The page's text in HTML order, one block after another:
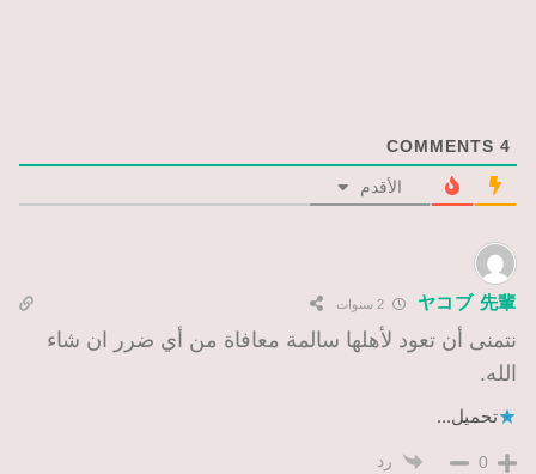
4
الأقدم
ヤコブ 先輩 2 سنوات
نتمنى أن تعود لأهلها سالمة معافاة من أي ضرر ان شاء
الله.
تحميل...
0 رد